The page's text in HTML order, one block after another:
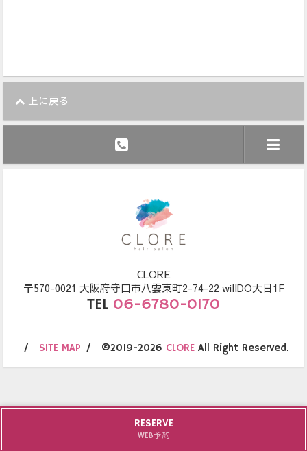
上に戻る
CLORE
〒570-0021 大阪府守口市八雲東町2-74-22 willDO大日1F
TEL 06-6780-0170
SITE MAP ©2019-2026 CLOREAll Right Reserved.
RESERVE
WEB予約